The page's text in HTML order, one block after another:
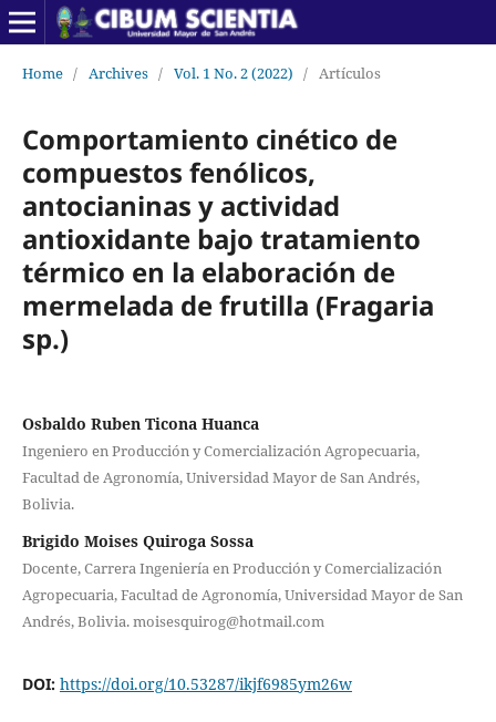
Home / Archives / Vol. 1 No. 2 (2022) / Artículos
Comportamiento cinético de
compuestos fenólicos,
antocianinas y actividad
antioxidante bajo tratamiento
térmico en la elaboración de
mermelada de frutilla (Fragaria
sp.)
Osbaldo Ruben Ticona Huanca
Ingeniero en Producción y Comercialización Agropecuaria,
Facultad de Agronomía, Universidad Mayor de San Andrés,
Bolivia.
Brigido Moises Quiroga Sossa
Docente, Carrera Ingeniería en Producción y Comercialización
Agropecuaria, Facultad de Agronomía, Universidad Mayor de San
Andrés, Bolivia. moisesquirog@hotmail.com
DOI: https://doi.org/10.53287/ikjf6985ym26w